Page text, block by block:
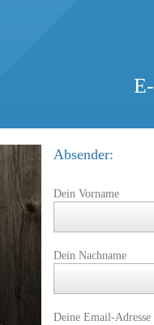
Absender:
Dein Vorname
Dein Nachname
Deine Email-Adresse